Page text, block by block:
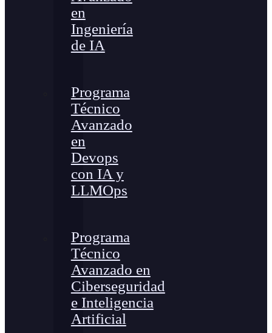
en
Ingeniería
de IA
Programa
Técnico
Avanzado
en
Devops
con IA y
LLMOps
Programa
Técnico
Avanzado en
Ciberseguridad
e Inteligencia
Artificial